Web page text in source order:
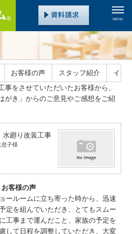
MENU
お客様の声 スタッフ紹介
イベ
事をさせていただいたお客様から、
がき」からのご意見やご感想をご紹
水廻り改装工事
息子様
お客様の声
ールームに立ち寄った時から、迅速
定を組んでいただき、とてもスムー
工事まで運んだこと、家族の予定を
して日程を調整していただき、大変